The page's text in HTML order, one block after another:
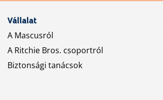
Vállalat
A Mascusról
A Ritchie Bros. csoportról
Biztonsági tanácsok